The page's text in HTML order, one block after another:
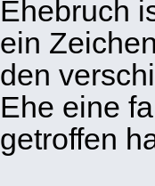
Ehebruch
ein
den
Ehe eine
getroffen